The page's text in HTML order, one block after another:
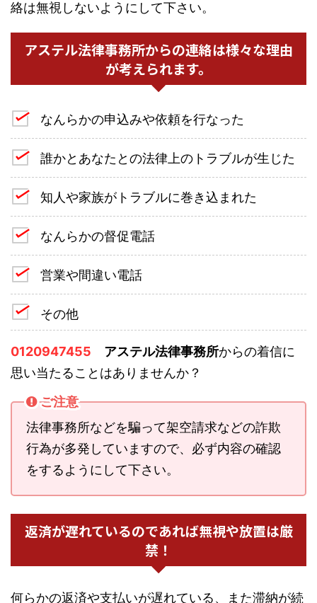
絡は無視しないようにして下さい。
アステル法律事務所からの連絡は様々な理由
が考えられます。
なんらかの申込みや依頼を行なった
誰かとあなたとの法律上のトラブルが生じた
知人や家族がトラブルに巻き込まれた
なんらかの督促電話
営業や間違い電話
その他
0120947455 アステル法律事務所からの着信に
思い当たることはありませんか？
ご注意
法律事務所などを騙って架空請求などの詐欺
行為が多発していますので、必ず内容の確認
をするようにして下さい。
返済が遅れているのであれば無視や放置は厳
禁！
何らかの返済や支払いが遅れている、また滞納が続